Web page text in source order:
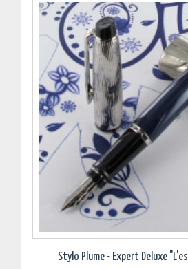
Stylo Plume - Expert Deluxe